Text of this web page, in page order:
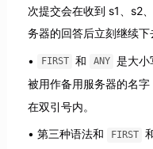
次提交会在收到 s1、s2
务器的回答后立刻继续下
FIRST 和 ANY 是大小
被用作备用服务器的名字
在双引号内。
第三种语法和 FIRST